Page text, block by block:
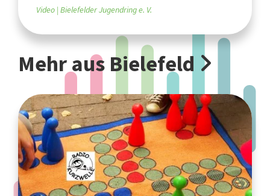
Video Bielefelder Jugendring e. V.
Mehr aus Bielefeld